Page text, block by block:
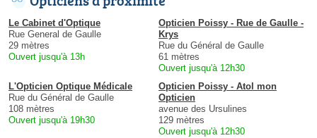
Le Cabinet d'Optique
Rue General de Gaulle
29 mètres
Ouvert jusqu'à 13h
Opticien Poissy - Rue de Gaulle -
Krys
Rue du Général de Gaulle
61 mètres
Ouvert jusqu'à 12h30
L'Opticien Optique Médicale
Rue du Général de Gaulle
108 mètres
Ouvert jusqu'à 19h30
Opticien Poissy - Atol mon
Opticien
avenue des Ursulines
129 mètres
Ouvert jusqu'à 12h30